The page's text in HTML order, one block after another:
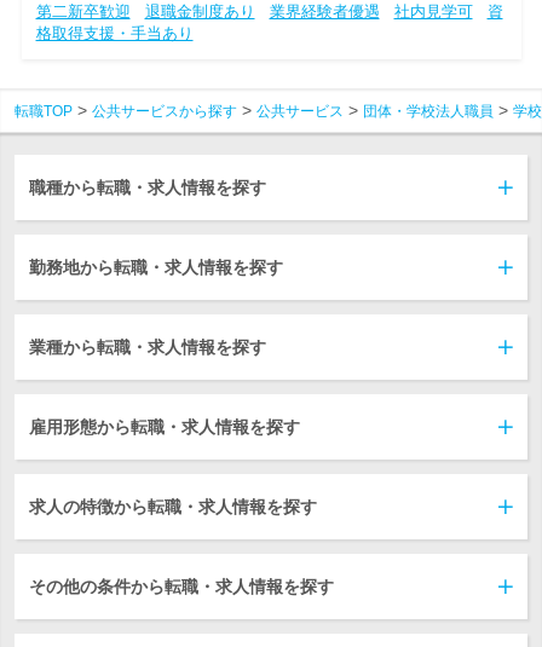
第二新卒歓迎
退職金制度あり 業界経験者優遇 社内見学可
資
格取得支援・手当あり
転職TOP 公共サービスから探す 公共サービス 団体・学校法人職員 学
職種から転職・求人情報を探す
勤務地から転職・求人情報を探す
業種から転職・求人情報を探す
雇用形態から転職・求人情報を探す
求人の特徴から転職・求人情報を探す
その他の条件から転職・求人情報を探す